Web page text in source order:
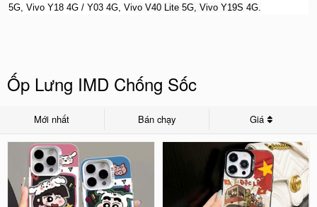
5G, Vivo Y18 4G / Y03 4G, Vivo V40 Lite 5G, Vivo Y19S 4G.
Ốp Lưng IMD Chống Sốc
Mới nhất Bán chạy Giá